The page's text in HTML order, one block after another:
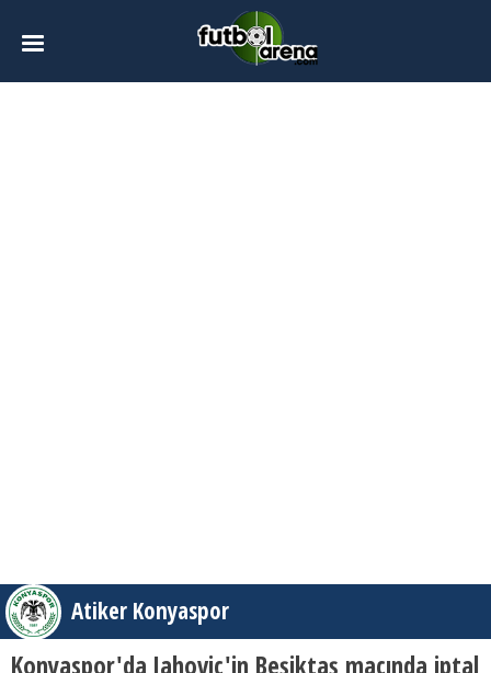
Atiker Konyaspor
Konyaspor'da Jahovic'in Beşiktaş maçında iptal